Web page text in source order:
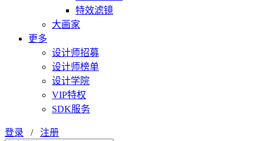
特效滤镜
大画家
更多
设计师招募
设计师榜单
设计学院
VIP特权
SDK服务
登录 / 注册